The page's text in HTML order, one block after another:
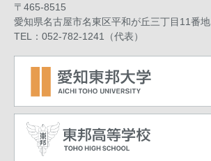
〒465-8515
愛知県名古屋市名東区平和が丘三丁目11番地
TEL：052-782-1241（代表）